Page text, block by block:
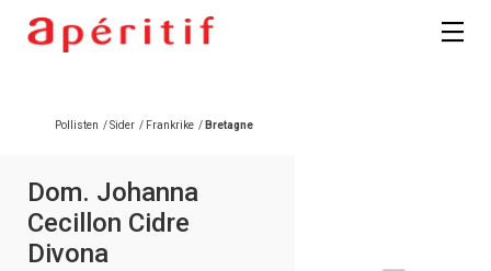
Pollisten /Sider / Frankrike / Bretagne
Dom. Johanna
Cecillon Cidre
Divona